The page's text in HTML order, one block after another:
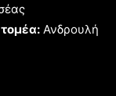
Ανδρουλή